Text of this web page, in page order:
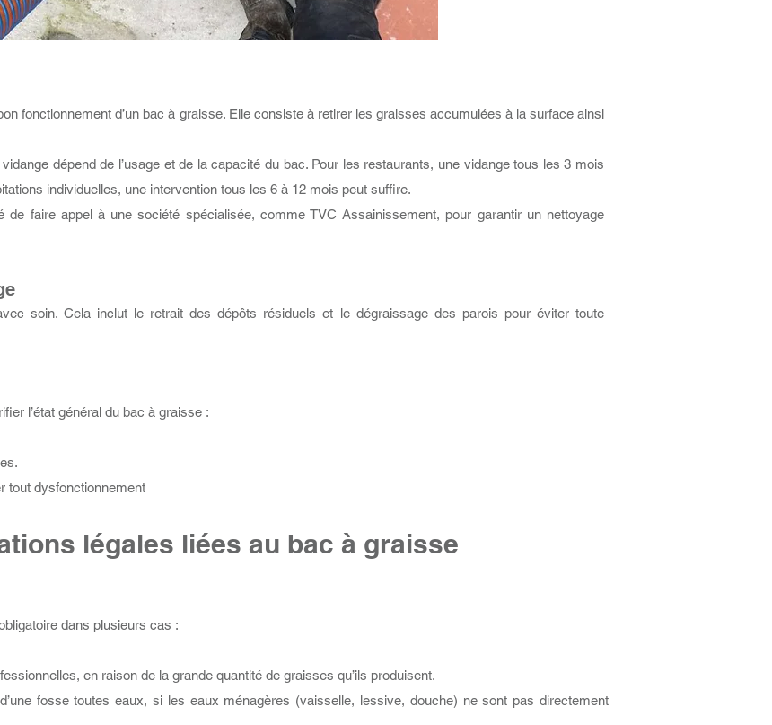
fonctionnement d’un bac à graisse. Elle consiste à retirer les graisses accumulées à la surface ainsi
dépend de l’usage et de la capacité du bac. Pour les restaurants, une vidange tous les 3 mois
individuelles, une intervention tous les 6 à 12 mois peut suffire.
de faire appel à une société spécialisée, comme TVC Assainissement, pour garantir un nettoyage
soin. Cela inclut le retrait des dépôts résiduels et le dégraissage des parois pour éviter toute
l’état général du bac à graisse :
tout dysfonctionnement
légales liées au bac à graisse
dans plusieurs cas :
en raison de la grande quantité de graisses qu’ils produisent.
fosse toutes eaux, si les eaux ménagères (vaisselle, lessive, douche) ne sont pas directement